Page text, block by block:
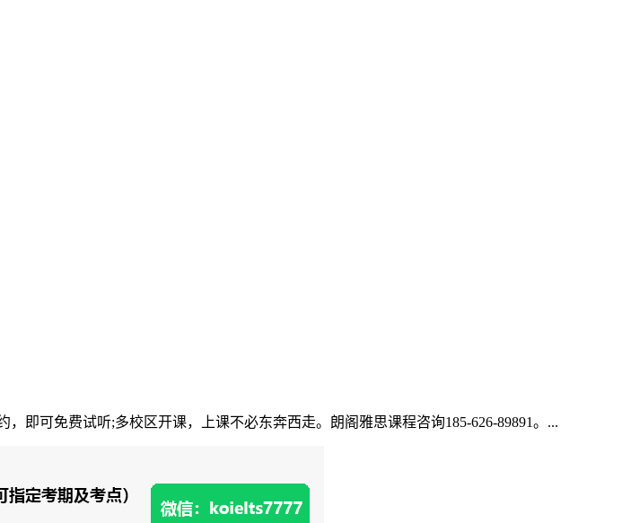
即可免费试听;多校区开课，上课不必东奔西走。朗阁雅思课程咨询185-626-89891。...